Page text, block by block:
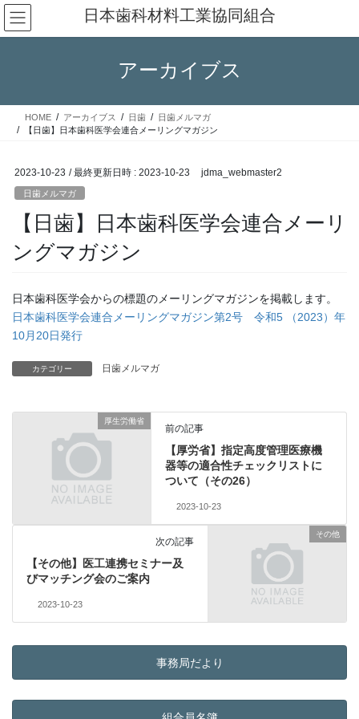
コ
ン
テ
ス
ナ
ビ
ゲ
ン
日本歯科材料工業協同組合
アーカイブス
HOME アーカイブス 日歯
日歯メルマガ
【日歯】日本歯科医学会連合メーリングマガジン
2023-10-23 / 最終更新日時 : 2023-10-23 jdma_webmaster2
日歯メルマガ
【日歯】日本歯科医学会連合メーリ
ングマガジン
日本歯科医学会からの標題のメーリングマガジンを掲載します。
日本歯科医学会連合メーリングマガジン第2号 令和5 （2023）年
10月20日発行
カテゴリー 日歯メルマガ
厚生労働省
前の記事
【厚労省】指定高度管理医療機
器等の適合性チェックリストに
ついて（その26）
2023-10-23
その他
次の記事
【その他】医工連携セミナー及
びマッチング会のご案内
2023-10-23
事務局だより